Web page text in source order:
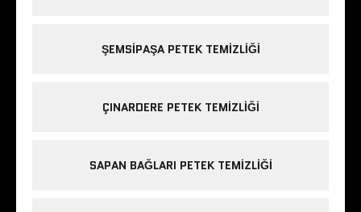
ŞEMSIPAŞA PETEK TEMIZLIĞI
ÇINARDERE PETEK TEMIZLIĞI
SAPAN BAĞLARI PETEK TEMIZLIĞI